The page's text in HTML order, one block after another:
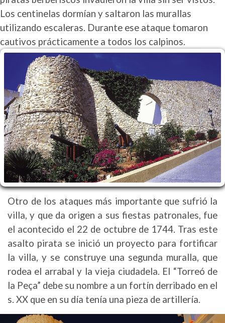
Los centinelas dormían y saltaron las murallas
utilizando escaleras. Durante ese ataque tomaron
cautivos prácticamente a todos los calpinos.
Otro de los ataques más importante que sufrió la
villa, y que da origen a sus fiestas patronales, fue
el acontecido el 22 de octubre de 1744. Tras este
asalto pirata se inició un proyecto para fortificar
la villa, y se construye una segunda muralla, que
rodea el arrabal y la vieja ciudadela. El “Torreó de
la Peça” debe su nombre a un fortín derribado en el
s. XX que en su día tenía una pieza de artillería.